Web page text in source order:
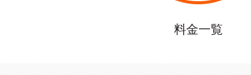
料金一覧